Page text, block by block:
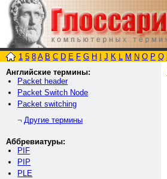
1 5 8 A B C D E F G H J K L M N O P Q
Английские термины:
Packet header
Packet Switch Node
Packet switching
¬ Другие термины
Аббревиатуры:
PIF
PIP
PLE